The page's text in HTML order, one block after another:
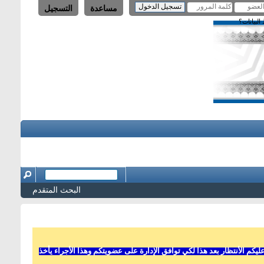
التسجيل مساعدة
البحث المتقدم
بعد هذا لكي توافق الإدارة على عضويتكم وهذا الأجراء يأخذ